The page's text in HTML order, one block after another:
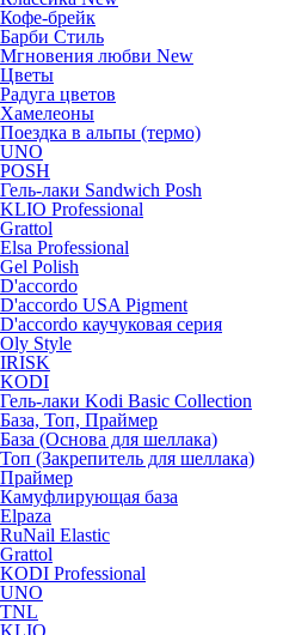
Кофе-брейк
Барби Стиль
Мгновения любви New
Цветы
Радуга цветов
Хамелеоны
Поездка в альпы (термо)
UNO
POSH
Гель-лаки Sandwich Posh
KLIO Professional
Grattol
Elsa Professional
Gel Polish
D'accordo
D'accordo USA Pigment
D'accordo каучуковая серия
Oly Style
IRISK
KODI
Гель-лаки Kodi Basic Collection
База, Топ, Праймер
База (Основа для шеллака)
Топ (Закрепитель для шеллака)
Праймер
Камуфлирующая база
Elpaza
RuNail Elastic
Grattol
KODI Professional
UNO
TNL
KLIO